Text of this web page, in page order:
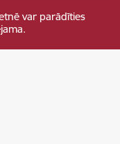
var parādīties